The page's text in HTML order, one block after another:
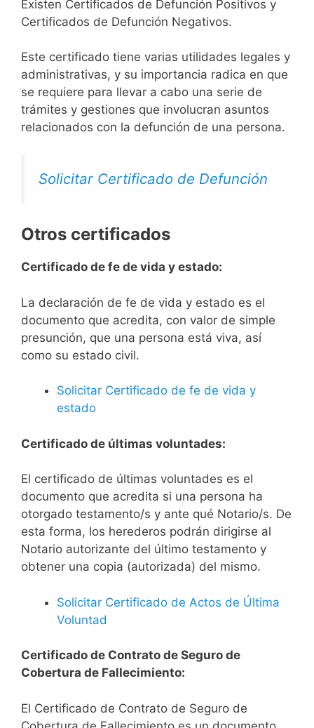
Existen Certificados de Defunción Positivos y
Certificados de Defunción Negativos.
Este certificado tiene varias utilidades legales y
administrativas, y su importancia radica en que
se requiere para llevar a cabo una serie de
trámites y gestiones que involucran asuntos
relacionados con la defunción de una persona.
Solicitar Certificado de Defunción
Otros certificados
Certificado de fe de vida y estado:
La declaración de fe de vida y estado es el
documento que acredita, con valor de simple
presunción, que una persona está viva, así
como su estado civil.
Solicitar Certificado de fe de vida y
estado
Certificado de últimas voluntades:
El certificado de últimas voluntades es el
documento que acredita si una persona ha
otorgado testamento/s y ante qué Notario/s. De
esta forma, los herederos podrán dirigirse al
Notario autorizante del último testamento y
obtener una copia (autorizada) del mismo.
Solicitar Certificado de Actos de Última
Voluntad
Certificado de Contrato de Seguro de
Cobertura de Fallecimiento:
El Certificado de Contrato de Seguro de